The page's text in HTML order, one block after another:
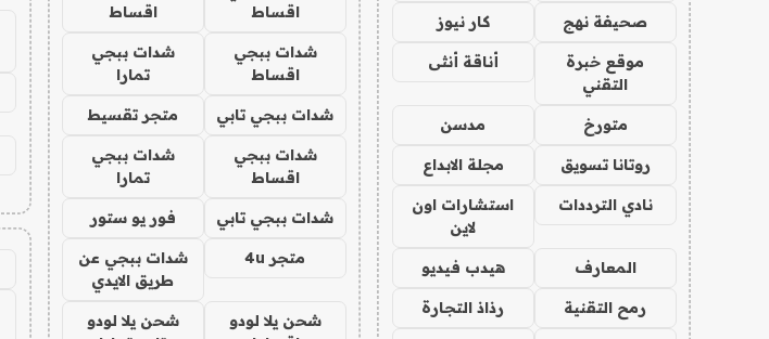
صحيفة نهج كار نيوز
موقع خبرة
التقني
أناقة أنثى
متورخ مدسن
روتانا تسويق مجلة الابداع
نادي الترددات
استشارات اون
لاين
المعارف هيدب فيديو
رمح التقنية رذاذ التجارة
اقساط
اقساط
شدات ببجي
اقساط
شدات ببجي
تمارا
شدات ببجي تابي متجر تقسيط
شدات ببجي
اقساط
شدات ببجي
تمارا
شدات ببجي تابي فور يو ستور
متجر 4u
شدات ببجي عن
طريق الايدي
شحن يلا لودو
شحن يلا لودو